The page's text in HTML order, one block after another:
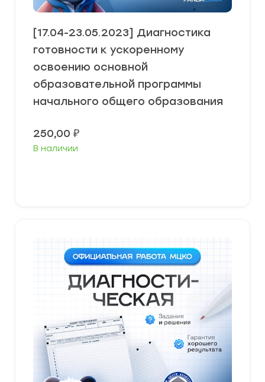
[17.04-23.05.2023] Диагностика
готовности к ускоренному
освоению основной
образовательной программы
начального общего образования
250,00 ₽
В наличии